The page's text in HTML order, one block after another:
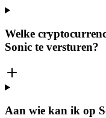
Welke
Sonic te versturen?
Aan wie kan ik op